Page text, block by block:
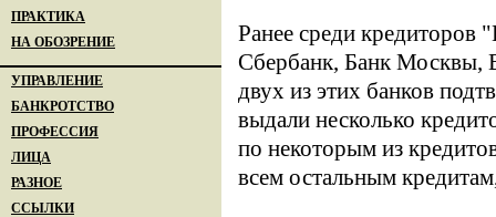
ПРАКТИКА
НА ОБОЗРЕНИЕ
УПРАВЛЕНИЕ
БАНКРОТСТВО
ПРОФЕССИЯ
ЛИЦА
РАЗНОЕ
ССЫЛКИ
Ранее среди кредиторов
Сбербанк, Банк Москвы,
двух из этих банков
выдали несколько
по некоторым из
всем остальным